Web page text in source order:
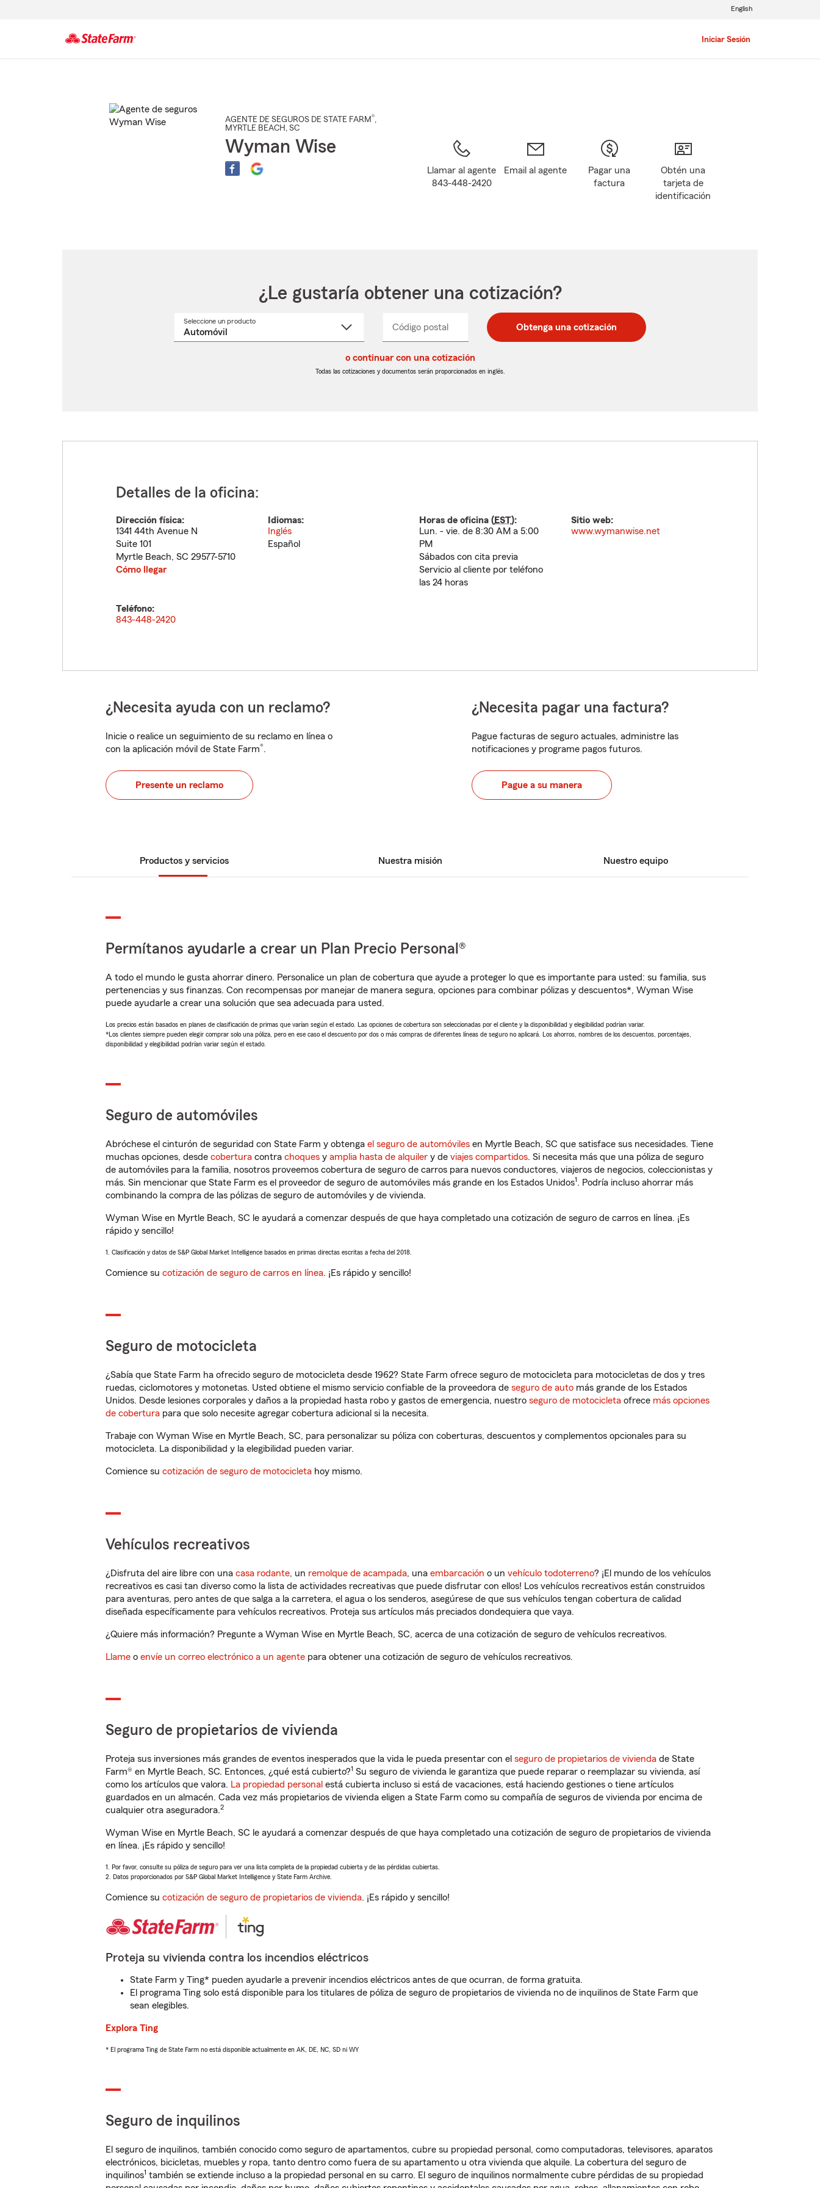
Iniciar Sesión
English
AGENTE DE SEGUROS DE STATE FARM®,
MYRTLE BEACH , SC
Wyman Wise
Llamar al agente
843-448-2420
Email al agente
Pagar una
factura
Obtén una
tarjeta de
identificación
¿Le gustaría obtener una cotización?
Seleccione un productoSeleccione
Código postal
postal
de
postal
de
_____ Obtenga una cotización
o continuar con una cotización
Todas las cotizaciones y documentos serán proporcionados en inglés.
Detalles de la oficina:
Dirección física:
1341 44th Avenue N
Suite 101
Myrtle Beach, SC 29577-5710
Cómo llegar
Idiomas:
Inglés
Español
Horas de oficina (EST):
Lun. - vie. de 8:30 AM a 5:00
PM
Sábados con cita previa
Servicio al cliente por teléfono
las 24 horas
Sitio web:
www.wymanwise.net
Teléfono:
843-448-2420
¿Necesita ayuda con un reclamo?
Inicie o realice un seguimiento de su reclamo en línea o
con la aplicación móvil de State Farm®.
Presente un reclamo
¿Necesita pagar una factura?
Pague facturas de seguro actuales, administre las
notificaciones y programe pagos futuros.
Pague a su manera
Productos y servicios Nuestra misión Nuestro equipo
Permítanos ayudarle a crear un Plan Precio Personal®
A todo el mundo le gusta ahorrar dinero. Personalice un plan de cobertura que ayude a proteger lo que es importante para usted: su familia, sus
pertenencias y sus finanzas. Con recompensas por manejar de manera segura, opciones para combinar pólizas y descuentos*, Wyman Wise
puede ayudarle a crear una solución que sea adecuada para usted.
Los precios están basados en planes de clasificación de primas que varían según el estado. Las opciones de cobertura son seleccionadas por el cliente y la disponibilidad y elegibilidad podrían variar.
*Los clientes siempre pueden elegir comprar solo una póliza, pero en ese caso el descuento por dos o más compras de diferentes líneas de seguro no aplicará. Los ahorros, nombres de los descuentos, porcentajes,
disponibilidad y elegibilidad podrían variar según el estado.
Seguro de automóviles
Abróchese el cinturón de seguridad con State Farm y obtenga el seguro de automóviles en Myrtle Beach, SC que satisface sus necesidades. Tiene
muchas opciones, desde cobertura contra choques y amplia hasta de alquiler y de viajes compartidos. Si necesita más que una póliza de seguro
de automóviles para la familia, nosotros proveemos cobertura de seguro de carros para nuevos conductores, viajeros de negocios, coleccionistas y
más. Sin mencionar que State Farm es el proveedor de seguro de automóviles más grande en los Estados Unidos1. Podría incluso ahorrar más
combinando la compra de las pólizas de seguro de automóviles y de vivienda.
Wyman Wise en Myrtle Beach, SC le ayudará a comenzar después de que haya completado una cotización de seguro de carros en línea. ¡Es
rápido y sencillo!
1. Clasificación y datos de S&P Global Market Intelligence basados en primas directas escritas a fecha del 2018.
Comience su cotización de seguro de carros en línea. ¡Es rápido y sencillo!
Seguro de motocicleta
¿Sabía que State Farm ha ofrecido seguro de motocicleta desde 1962? State Farm ofrece seguro de motocicleta para motocicletas de dos y tres
ruedas, ciclomotores y motonetas. Usted obtiene el mismo servicio confiable de la proveedora de seguro de auto más grande de los Estados
Unidos. Desde lesiones corporales y daños a la propiedad hasta robo y gastos de emergencia, nuestro seguro de motocicleta ofrece más opciones
de cobertura para que solo necesite agregar cobertura adicional si la necesita.
Trabaje con Wyman Wise en Myrtle Beach, SC, para personalizar su póliza con coberturas, descuentos y complementos opcionales para su
motocicleta. La disponibilidad y la elegibilidad pueden variar.
Comience su cotización de seguro de motocicleta hoy mismo.
Vehículos recreativos
¿Disfruta del aire libre con una casa rodante, un remolque de acampada, una embarcación o un vehículo todoterreno? ¡El mundo de los vehículos
recreativos es casi tan diverso como la lista de actividades recreativas que puede disfrutar con ellos! Los vehículos recreativos están construidos
para aventuras, pero antes de que salga a la carretera, el agua o los senderos, asegúrese de que sus vehículos tengan cobertura de calidad
diseñada específicamente para vehículos recreativos. Proteja sus artículos más preciados dondequiera que vaya.
¿Quiere más información? Pregunte a Wyman Wise en Myrtle Beach, SC, acerca de una cotización de seguro de vehículos recreativos.
Llame o envíe un correo electrónico a un agente para obtener una cotización de seguro de vehículos recreativos.
Seguro de propietarios de vivienda
Proteja sus inversiones más grandes de eventos inesperados que la vida le pueda presentar con el seguro de propietarios de vivienda de State
Farm® en Myrtle Beach, SC. Entonces, ¿qué está cubierto?1 Su seguro de vivienda le garantiza que puede reparar o reemplazar su vivienda, así
como los artículos que valora. La propiedad personal está cubierta incluso si está de vacaciones, está haciendo gestiones o tiene artículos
guardados en un almacén. Cada vez más propietarios de vivienda eligen a State Farm como su compañía de seguros de vivienda por encima de
cualquier otra aseguradora.2
Wyman Wise en Myrtle Beach, SC le ayudará a comenzar después de que haya completado una cotización de seguro de propietarios de vivienda
en línea. ¡Es rápido y sencillo!
1. Por favor, consulte su póliza de seguro para ver una lista completa de la propiedad cubierta y de las pérdidas cubiertas.
2. Datos proporcionados por S&P Global Market Intelligence y State Farm Archive.
Comience su cotización de seguro de propietarios de vivienda. ¡Es rápido y sencillo!
Proteja su vivienda contra los incendios eléctricos
State Farm y Ting* pueden ayudarle a prevenir incendios eléctricos antes de que ocurran, de forma gratuita.
El programa Ting solo está disponible para los titulares de póliza de seguro de propietarios de vivienda no de inquilinos de State Farm que
sean elegibles.
Explora Ting
* El programa Ting de State Farm no está disponible actualmente en AK, DE, NC, SD ni WY
Seguro de inquilinos
El seguro de inquilinos, también conocido como seguro de apartamentos, cubre su propiedad personal, como computadoras, televisores, aparatos
electrónicos, bicicletas, muebles y ropa, tanto dentro como fuera de su apartamento u otra vivienda que alquile. La cobertura del seguro de
inquilinos1 también se extiende incluso a la propiedad personal en su carro. El seguro de inquilinos normalmente cubre pérdidas de su propiedad